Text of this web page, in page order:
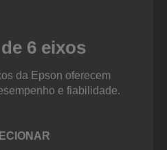
6 eixos
da Epson oferecem
e fiabilidade.